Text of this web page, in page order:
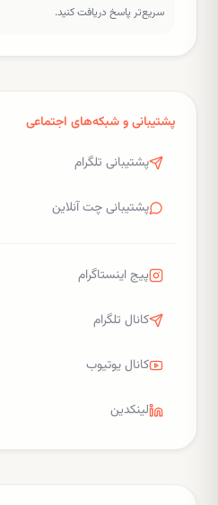
سریع‌تر پاسخ دریافت کنید.
پشتیبانی و شبکه‌های اجتماعی
پشتیبانی تلگرام
پشتیبانی چت آنلاین
پیج اینستاگرام
کانال تلگرام
کانال یوتیوب
لینکدین